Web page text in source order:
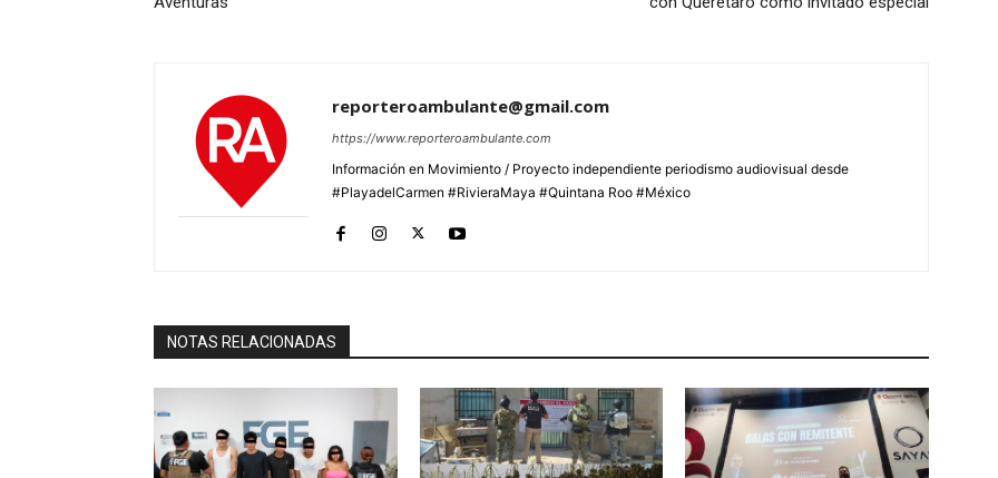
reporteroambulante@gmail.com
https://www.reporteroambulante.com
Información en Movimiento / Proyecto independiente periodismo audiovisual desde
#PlayadelCarmen #RivieraMaya #Quintana Roo #México
NOTAS RELACIONADAS